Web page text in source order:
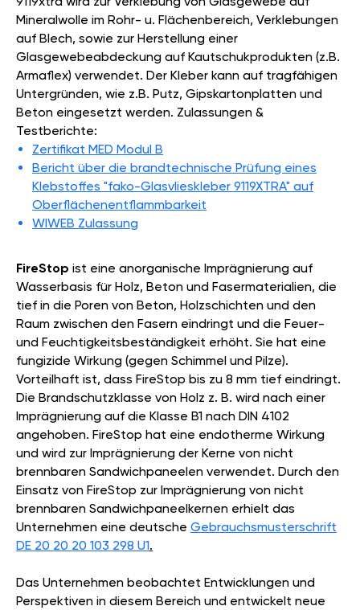
Mineralwolle im Rohr- u. Flächenbereich, Verklebungen
auf Blech, sowie zur Herstellung einer
Glasgewebeabdeckung auf Kautschukprodukten (z.B.
Armaflex) verwendet. Der Kleber kann auf tragfähigen
Untergründen, wie z.B. Putz, Gipskartonplatten und
Beton eingesetzt werden. Zulassungen &
Testberichte:
Zertifikat MED Modul B
Bericht über die brandtechnische Prüfung eines
Klebstoffes "fako-Glasvlieskleber 9119XTRA" auf
Oberflächenentflammbarkeit
WIWEB Zulassung
FireStop ist eine anorganische Imprägnierung auf
Wasserbasis für Holz, Beton und Fasermaterialien, die
tief in die Poren von Beton, Holzschichten und den
Raum zwischen den Fasern eindringt und die Feuer-
und Feuchtigkeitsbeständigkeit erhöht. Sie hat eine
fungizide Wirkung (gegen Schimmel und Pilze).
Vorteilhaft ist, dass FireStop bis zu 8 mm tief eindringt.
Die Brandschutzklasse von Holz z. B. wird nach einer
Imprägnierung auf die Klasse B1 nach DIN 4102
angehoben. FireStop hat eine endotherme Wirkung
und wird zur Imprägnierung der Kerne von nicht
brennbaren Sandwichpaneelen verwendet. Durch den
Einsatz von FireStop zur Imprägnierung von nicht
brennbaren Sandwichpaneelkernen erhielt das
Unternehmen eine deutsche Gebrauchsmusterschrift
DE 20 20 20 103 298 U1.
Das Unternehmen beobachtet Entwicklungen und
Perspektiven in diesem Bereich und entwickelt neue